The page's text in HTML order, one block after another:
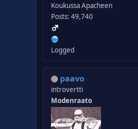
Koukussa Apacheen
Posts: 49,740
Logged
paavo
introvertti
Modenraato